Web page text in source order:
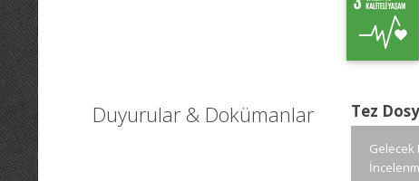
Duyurular & Dokümanlar Tez
Gelecek